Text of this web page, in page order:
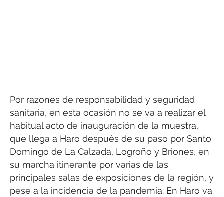
Por razones de responsabilidad y seguridad
sanitaria, en esta ocasión no se va a realizar el
habitual acto de inauguración de la muestra,
que llega a Haro después de su paso por Santo
Domingo de La Calzada, Logroño y Briones, en
su marcha itinerante por varias de las
principales salas de exposiciones de la región, y
pese a la incidencia de la pandemia. En Haro va